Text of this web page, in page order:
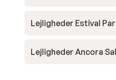
Lejligheder Estival
Lejligheder Ancora